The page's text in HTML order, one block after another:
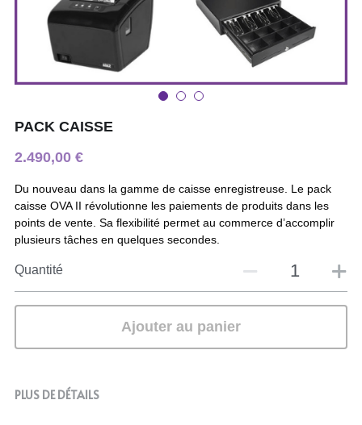
PACK CAISSE
2.490,00 €
Du nouveau dans la gamme de caisse enregistreuse. Le pack
caisse OVA II révolutionne les paiements de produits dans les
points de vente. Sa flexibilité permet au commerce d’accomplir
plusieurs tâches en quelques secondes.
Quantité
Ajouter au panier
PLUS DE DÉTAILS